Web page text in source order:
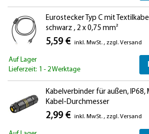
Eurostecker Typ C mit
schwarz , 2 x 0,75 mm²
5,59 € inkl. MwSt. , zzgl. Versand
Auf Lager
Lieferzeit: 1 - 2 Werktage
Kabelverbinder für außen,
Kabel-Durchmesser
2,99 € inkl. MwSt. , zzgl. Versand